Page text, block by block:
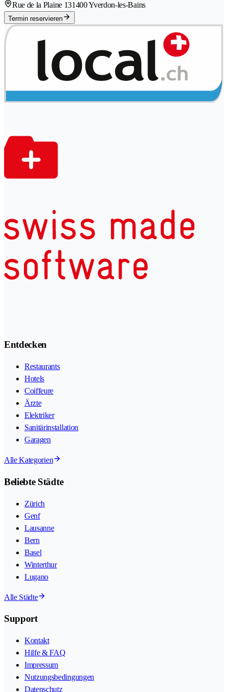
Rue de la Plaine 131400 Yverdon-les-Bains
Termin reservieren
Entdecken
Restaurants
Hotels
Coiffeure
Ärzte
Elektriker
Sanitärinstallation
Garagen
Alle Kategorien
Beliebte Städte
Zürich
Genf
Lausanne
Bern
Basel
Winterthur
Lugano
Alle Städte
Support
Kontakt
Hilfe & FAQ
Impressum
Nutzungsbedingungen
Datenschutz